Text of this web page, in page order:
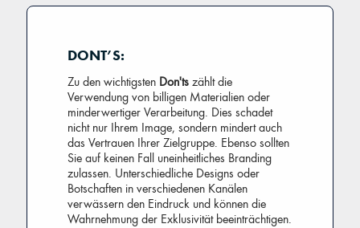
DONT’S:
Zu den wichtigsten Don'ts zählt die
Verwendung von billigen Materialien oder
minderwertiger Verarbeitung. Dies schadet
nicht nur Ihrem Image, sondern mindert auch
das Vertrauen Ihrer Zielgruppe. Ebenso sollten
Sie auf keinen Fall uneinheitliches Branding
zulassen. Unterschiedliche Designs oder
Botschaften in verschiedenen Kanälen
verwässern den Eindruck und können die
Wahrnehmung der Exklusivität beeinträchtigen.